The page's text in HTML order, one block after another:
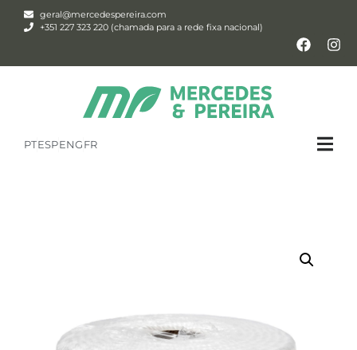
geral@mercedespereira.com
+351 227 323 220 (chamada para a rede fixa nacional)
PTESPENGFR